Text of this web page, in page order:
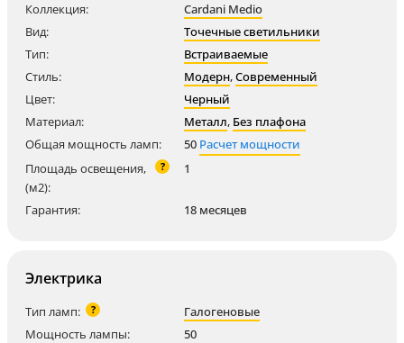
Коллекция:
Cardani Medio
Вид:
Точечные светильники
Тип:
Встраиваемые
Стиль:
Модерн,Современный
Цвет:
Черный
Материал:
Металл, Без плафона
Общая мощность ламп:
50 Расчет мощности
Площадь освещения,
(м2):
? 1
Гарантия: 18 месяцев
Электрика
Тип ламп: ?
Галогеновые
Мощность лампы:
50